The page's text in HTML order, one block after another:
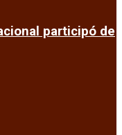
participó de